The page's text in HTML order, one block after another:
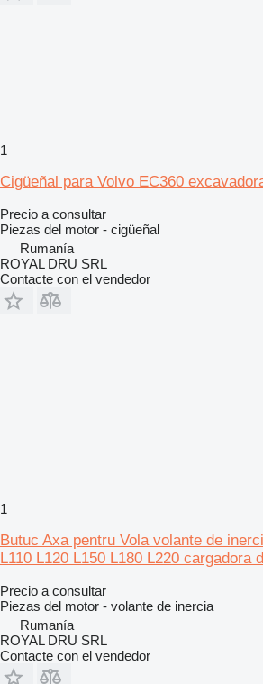
1
Cigüeñal para Volvo EC360
Precio a consultar
Piezas del motor - cigüeñal
Rumanía
ROYAL DRU SRL
Contacte con el vendedor
1
Butuc Axa pentru Vola volante de
L110 L120 L150 L180 L220 cargadora
Precio a consultar
Piezas del motor - volante de inercia
Rumanía
ROYAL DRU SRL
Contacte con el vendedor